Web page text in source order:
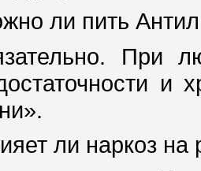
ли пить
При
и
ли наркоз